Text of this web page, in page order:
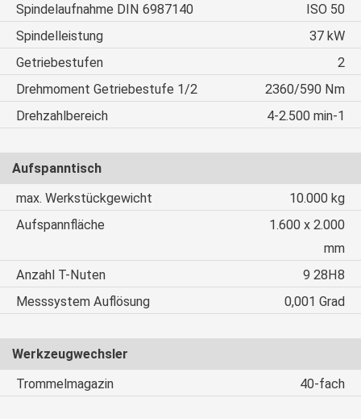
Spindelaufnahme DIN 6987140
ISO 50
Spindelleistung
37 kW
Getriebestufen
2
Drehmoment Getriebestufe 1/2
2360/590 Nm
Drehzahlbereich
4-2.500 min-1
Aufspanntisch
max. Werkstückgewicht
10.000 kg
Aufspannfläche
1.600 x 2.000
mm
Anzahl T-Nuten
9 28H8
Messsystem Auflösung
0,001 Grad
Werkzeugwechsler
Trommelmagazin
40-fach